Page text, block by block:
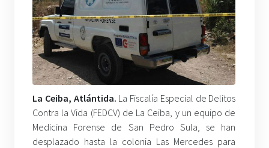
La Ceiba, Atlántida. La Fiscalía Especial de Delitos
Contra la Vida (FEDCV) de La Ceiba, y un equipo de
Medicina Forense de San Pedro Sula, se han
desplazado hasta la colonia Las Mercedes para